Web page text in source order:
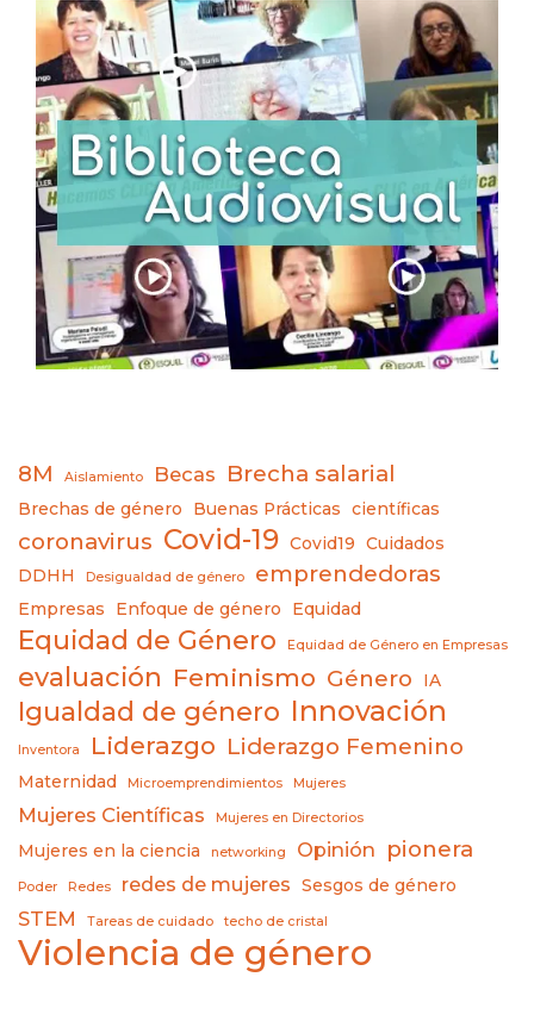
8M Aislamiento Becas Brecha salarial
Brechas de género Buenas Prácticas científicas
coronavirus Covid-19 Covid19
Cuidados
DDHH
Desigualdad de género emprendedoras
Empresas Enfoque de género Equidad
Equidad de Género Equidad de Género en Empresas
evaluación Feminismo Género IA
Igualdad de género Innovación
Inventora Liderazgo Liderazgo Femenino
Maternidad Microemprendimientos Mujeres
Mujeres Científicas Mujeres en Directorios
Mujeres en la ciencia networking Opinión pionera
Poder Redes redes de mujeres Sesgos de género
STEM Tareas de cuidado techo de cristal
Violencia de género